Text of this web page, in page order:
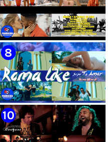
🔴 Osmani García & Varios
Artistas | ¨Chupi Chupi¨ |
Director: Joel Guilian | Videoclip
| Música Urbana Cubana |
Artistas Cubanos | Canción |
CUBA
🟡 Ronald & El Karnal de Cuba
- ¨Que bonito es el amor¨ 📺
Videoclip - 🎬 Director: Andros
Barroso